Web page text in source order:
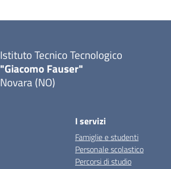
Istituto Tecnico Tecnologico
"Giacomo Fauser"
Novara (NO)
I servizi
Famiglie e studenti
Personale scolastico
Percorsi di studio